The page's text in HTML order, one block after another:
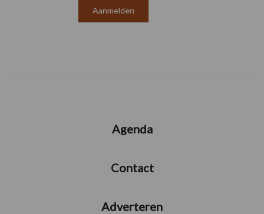
Agenda
Contact
Adverteren